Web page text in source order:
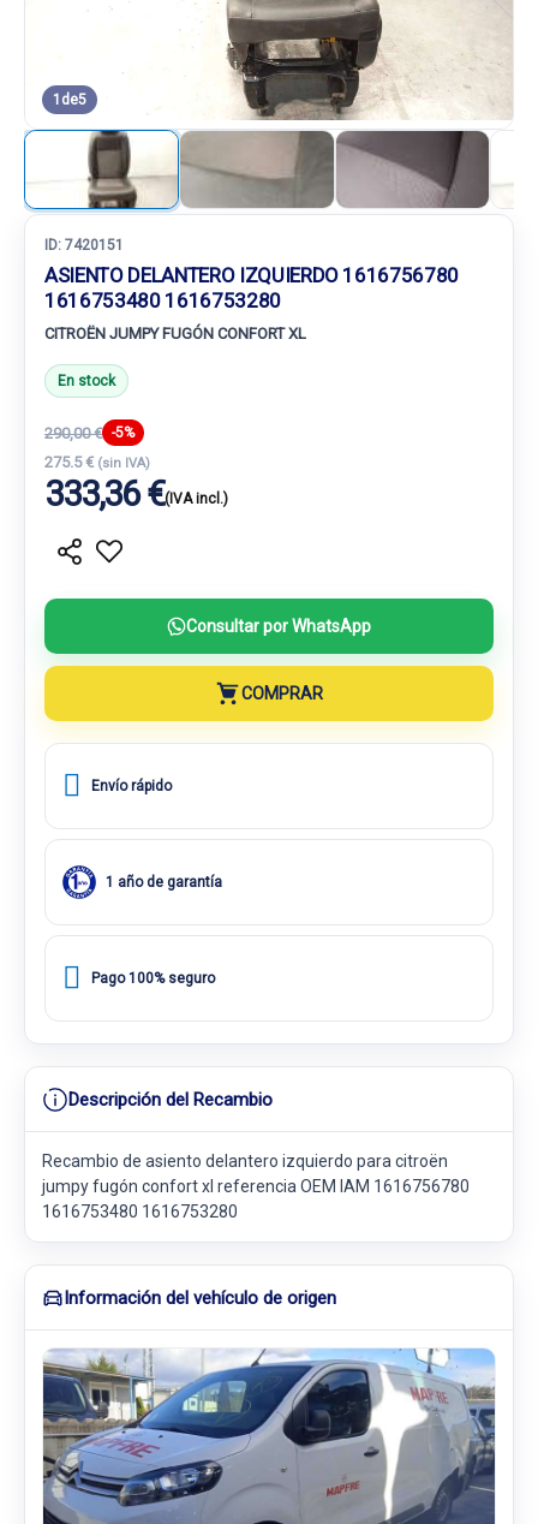
1 de5
ID: 7420151
ASIENTO DELANTERO IZQUIERDO 1616756780
1616753480 1616753280
CITROËN JUMPY FUGÓN CONFORT XL
En stock
290,00 € -5%
275.5 € (sin IVA)
333,36 €(IVA incl.)
Consultar por WhatsApp
COMPRAR
Envío rápido
1 año de garantía
Pago 100% seguro
Descripción del Recambio
Recambio de asiento delantero izquierdo para citroën
jumpy fugón confort xl referencia OEM IAM 1616756780
1616753480 1616753280
Información del vehículo de origen